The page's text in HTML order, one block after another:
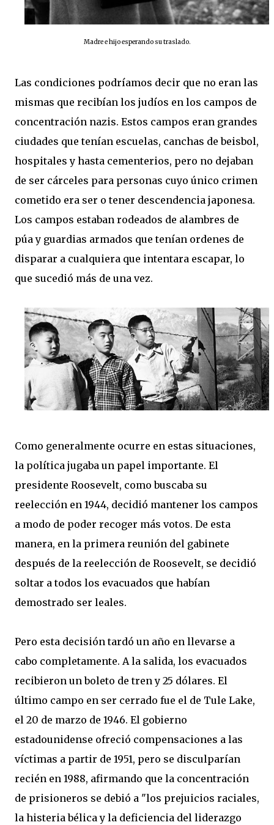
Madre e hijo esperando su traslado.
Las condiciones podríamos decir que no eran las
mismas que recibían los judíos en los campos de
concentración nazis. Estos campos eran grandes
ciudades que tenían escuelas, canchas de beisbol,
hospitales y hasta cementerios, pero no dejaban
de ser cárceles para personas cuyo único crimen
cometido era ser o tener descendencia japonesa.
Los campos estaban rodeados de alambres de
púa y guardias armados que tenían ordenes de
disparar a cualquiera que intentara escapar, lo
que sucedió más de una vez.
Como generalmente ocurre en estas situaciones,
la política jugaba un papel importante. El
presidente Roosevelt, como buscaba su
reelección en 1944, decidió mantener los campos
a modo de poder recoger más votos. De esta
manera, en la primera reunión del gabinete
después de la reelección de Roosevelt, se decidió
soltar a todos los evacuados que habían
demostrado ser leales.
Pero esta decisión tardó un año en llevarse a
cabo completamente. A la salida, los evacuados
recibieron un boleto de tren y 25 dólares. El
último campo en ser cerrado fue el de Tule Lake,
el 20 de marzo de 1946. El gobierno
estadounidense ofreció compensaciones a las
víctimas a partir de 1951, pero se disculparían
recién en 1988, afirmando que la concentración
de prisioneros se debió a "los prejuicios raciales,
la histeria bélica y la deficiencia del liderazgo